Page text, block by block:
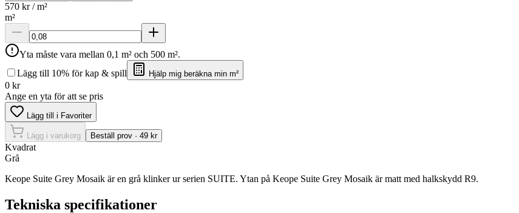
570 kr / m²
m²
Yta måste vara mellan 0,1 m² och 500 m².
Lägg till 10% för kap & spill
Hjälp mig beräkna min m²
0 kr
Ange en yta för att se pris
Lägg till i Favoriter
Lägg i varukorg Beställ prov · 49 kr
Kvadrat
Grå
Keope Suite Grey Mosaik är en grå klinker ur serien SUITE. Ytan på Keope Suite Grey Mosaik är matt med halkskydd R9.
Tekniska specifikationer